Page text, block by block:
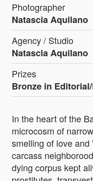
Photographer
Natascia Aquilano
Agency / Studio
Natascia Aquilano
Prizes
Bronze in
In the heart of the
microcosm of
smelling of love
carcass
dying corpus kept